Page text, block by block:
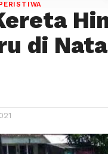
PERISTIWA
di